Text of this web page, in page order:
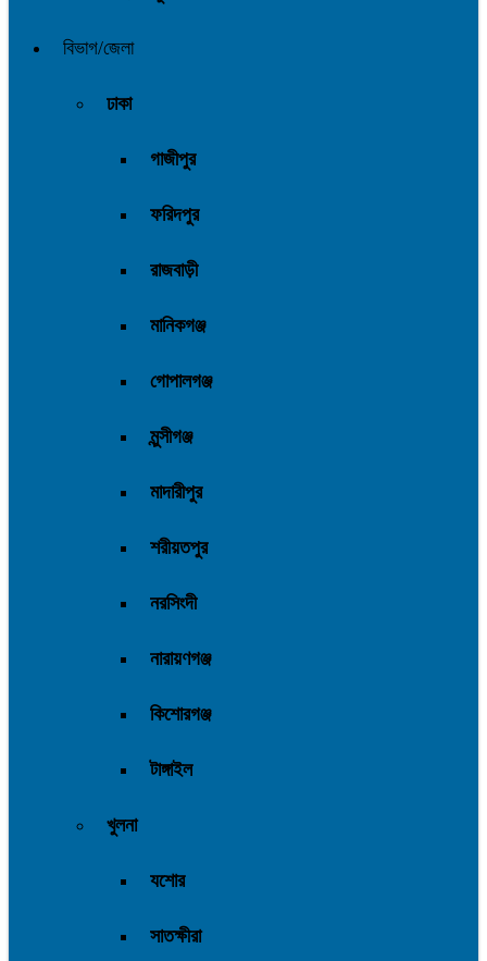
বিভাগ/জেলা
ঢাকা
গাজীপুর
ফরিদপুর
রাজবাড়ী
মানিকগঞ্জ
গোপালগঞ্জ
মুন্সীগঞ্জ
মাদারীপুর
শরীয়তপুর
নরসিংদী
নারায়ণগঞ্জ
কিশোরগঞ্জ
টাঙ্গাইল
খুলনা
যশোর
সাতক্ষীরা